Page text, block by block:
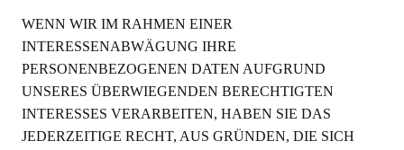
WENN WIR IM RAHMEN EINER
INTERESSENABWÄGUNG IHRE
PERSONENBEZOGENEN DATEN AUFGRUND
UNSERES ÜBERWIEGENDEN BERECHTIGTEN
INTERESSES VERARBEITEN, HABEN SIE DAS
JEDERZEITIGE RECHT, AUS GRÜNDEN, DIE SICH